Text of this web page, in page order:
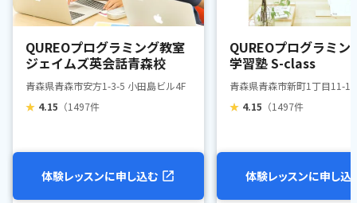
QUREOプログラミング教室
ジェイムズ英会話青森校
青森県青森市安方1-3-5 小田島ビル4F
★ 4.15 （1497件
体験レッスンに申し込む
QUREOプログラミン
学習塾 S-class
青森県青森市新町1丁目11-15
★ 4.15 （1497件
体験レッスンに申し込